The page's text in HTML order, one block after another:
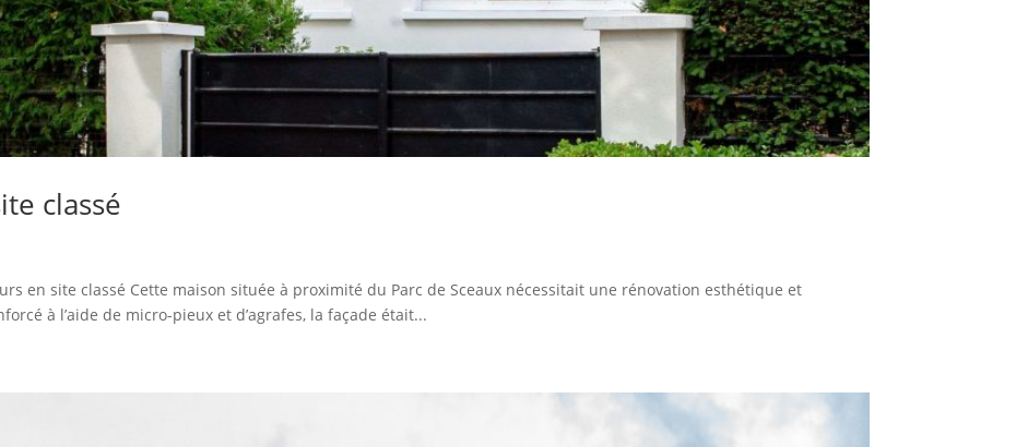
classé
en site classé Cette maison située à proximité du Parc de Sceaux nécessitait une rénovation esthétique et
à l’aide de micro-pieux et d’agrafes, la façade était...